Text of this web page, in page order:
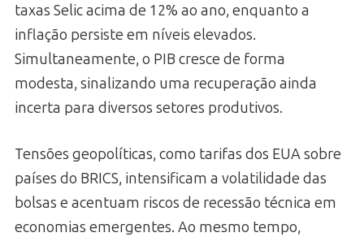
taxas Selic acima de 12% ao ano, enquanto a
inflação persiste em níveis elevados.
Simultaneamente, o PIB cresce de forma
modesta, sinalizando uma recuperação ainda
incerta para diversos setores produtivos.
Tensões geopolíticas, como tarifas dos EUA sobre
países do BRICS, intensificam a volatilidade das
bolsas e acentuam riscos de recessão técnica em
economias emergentes. Ao mesmo tempo,